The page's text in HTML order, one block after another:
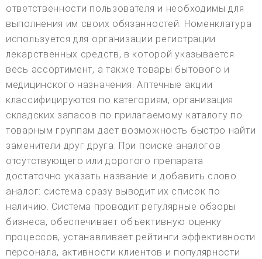
ответственности пользователя и необходимы для
выполнения им своих обязанностей. Номенклатура
используется для организации регистрации
лекарственных средств, в которой указывается
весь ассортимент, а также товары бытового и
медицинского назначения. Аптечные акции
классифицируются по категориям, организация
складских запасов по прилагаемому каталогу по
товарным группам дает возможность быстро найти
заменители друг друга. При поиске аналогов
отсутствующего или дорогого препарата
достаточно указать название и добавить слово
аналог: система сразу выводит их список по
наличию. Система проводит регулярные обзоры
бизнеса, обеспечивает объективную оценку
процессов, устанавливает рейтинги эффективности
персонала, активности клиентов и популярности